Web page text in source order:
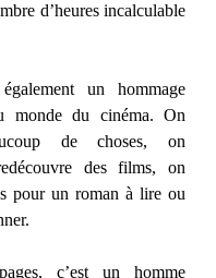
d’heures incalculable
un hommage
monde du cinéma. On
de choses, on
des films, on
pour un roman à lire ou
c’est un homme